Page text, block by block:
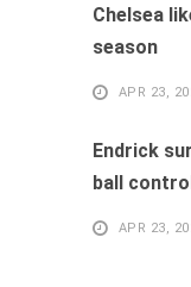
Chelsea
season
APR 23,
Endrick
ball
APR 23,